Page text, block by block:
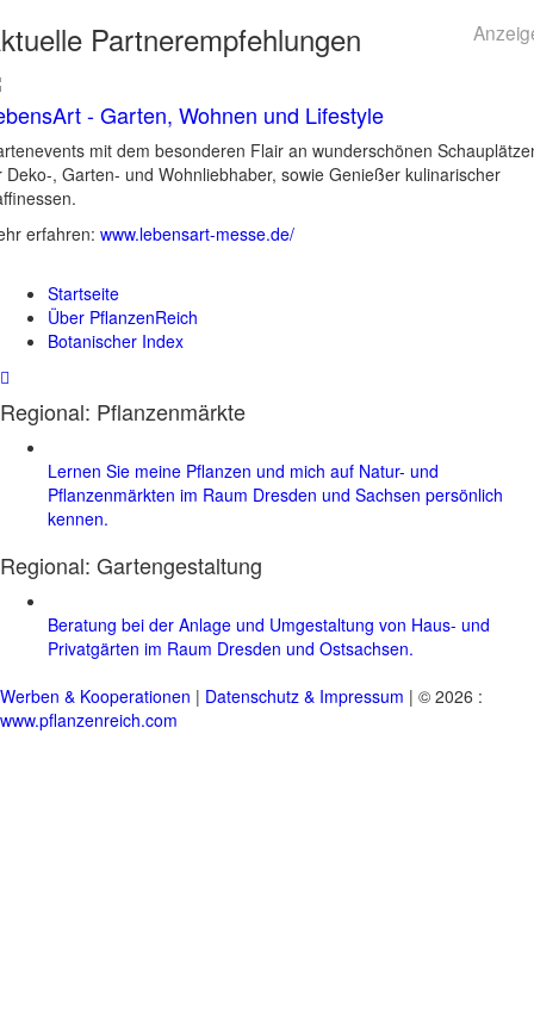
Partnerempfehlungen
- Garten, Wohnen und Lifestyle
mit dem besonderen Flair an wunderschönen
Deko-, Garten- und Wohnliebhaber, sowie Genießer kulinarischer
erfahren: www.lebensart-messe.de/
Startseite
Über PflanzenReich
Botanischer Index
Regional: Pflanzenmärkte
Lernen Sie meine Pflanzen und mich auf Natur- und
Pflanzenmärkten im Raum Dresden und Sachsen persönlich
kennen.
Regional: Gartengestaltung
Beratung bei der Anlage und Umgestaltung von Haus- und
Privatgärten im Raum Dresden und Ostsachsen.
Werben & Kooperationen | Datenschutz & Impressum | © 2026 :
www.pflanzenreich.com